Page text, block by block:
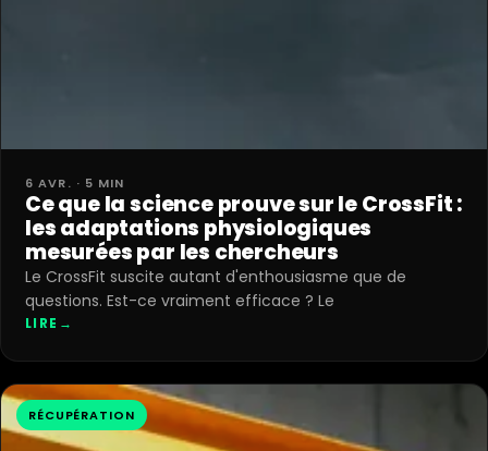
6 AVR. · 5 MIN
Ce que la science prouve sur le CrossFit :
les adaptations physiologiques
mesurées par les chercheurs
Le CrossFit suscite autant d'enthousiasme que de
questions. Est-ce vraiment efficace ? Le
LIRE →
RÉCUPÉRATION